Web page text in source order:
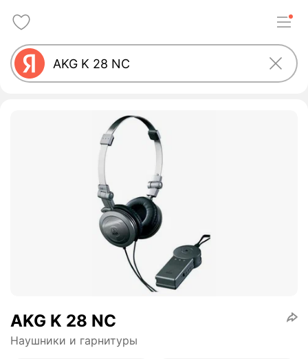
AKG K 28 NC
Наушники и гарнитуры